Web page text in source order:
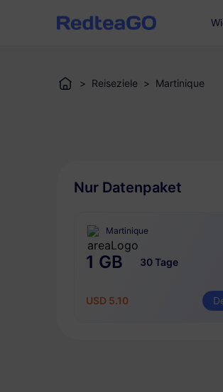
> Reiseziele > Martinique
Nur Datenpaket
Martinique
1 GB 30 Tage
USD 5.10